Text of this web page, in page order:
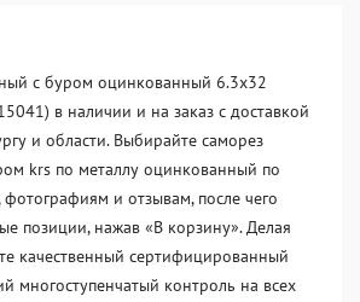
с буром оцинкованный 6.3х32
в наличии и на заказ с доставкой
и области. Выбирайте саморез
krs по металлу оцинкованный по
фотографиям и отзывам, после чего
позиции, нажав «В корзину». Делая
качественный сертифицированный
многоступенчатый контроль на всех